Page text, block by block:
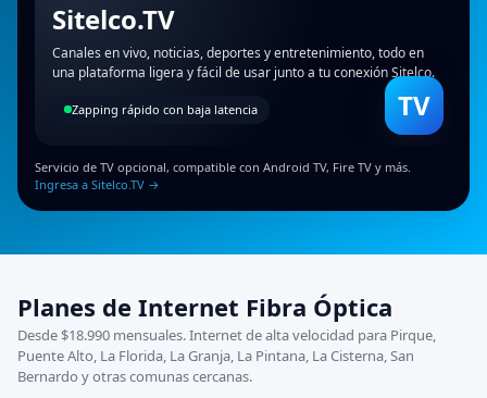
Sitelco.TV
Canales en vivo, noticias, deportes y entretenimiento, todo en
una plataforma ligera y fácil de usar junto a tu conexión Sitelco.
Zapping rápido con baja latencia TV
Servicio de TV opcional, compatible con Android TV, Fire TV y más.
Ingresa a Sitelco.TV →
Planes de Internet Fibra Óptica
Desde $18.990 mensuales. Internet de alta velocidad para Pirque,
Puente Alto, La Florida, La Granja, La Pintana, La Cisterna, San
Bernardo y otras comunas cercanas.